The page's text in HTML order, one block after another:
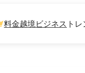
料金越境ビジネス ト